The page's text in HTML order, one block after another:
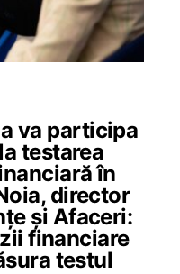
va participa
testarea
în
director
și Afaceri:
financiare
testul